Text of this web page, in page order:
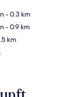
- 0.3 km
- 0.9 km
km